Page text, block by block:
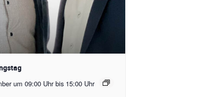
um 09:00 Uhr bis 15:00 Uhr